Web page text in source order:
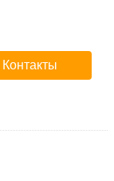
Контакты